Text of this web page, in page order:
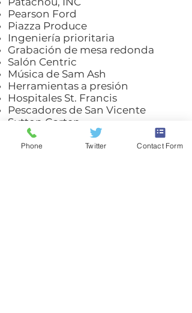
Pearson Ford
Piazza Produce
Ingeniería prioritaria
Grabación de mesa redonda
Salón Centric
Música de Sam Ash
Herramientas a presión
Hospitales St. Francis
Pescadores de San Vicente
Sutton Garten
Sonido de Sweetwater
Talevación
Phone Twitter Contact Form